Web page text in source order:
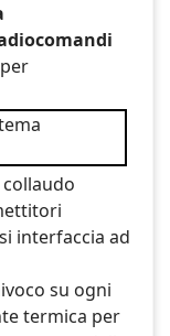
interfaccia ad
su ogni
termica per